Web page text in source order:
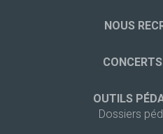
NOUS
OUTILS
Dossiers